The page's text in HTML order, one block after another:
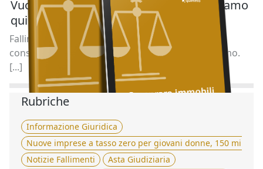
Vuoi acquistare un immobile all’asta? Siamo
qui per aiutarti.
Fallimenti.it è al tuo fianco con un servizio di
consulenza gratuito in collaborazione con Quimmo.
[...]
Rubriche
Informazione Giuridica
Nuove imprese a tasso zero per giovani donne, 150
Notizie Fallimenti
Asta Giudiziaria